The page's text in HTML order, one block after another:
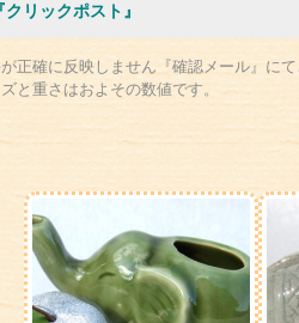
リックポスト』
正確に反映しません『確認メール』に
と重さはおよその数値です。